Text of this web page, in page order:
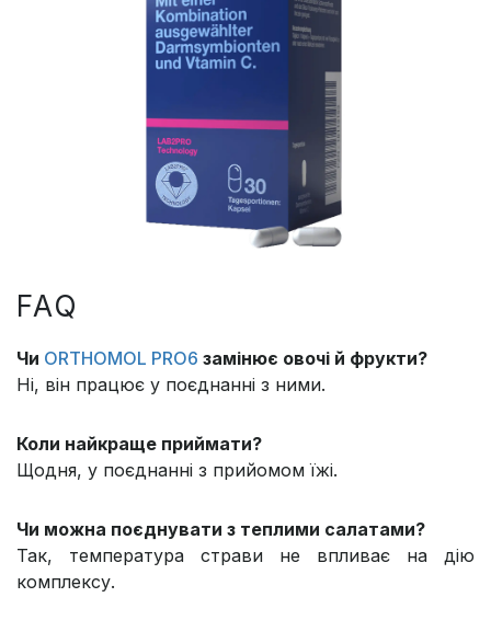
FAQ
Чи ORTHOMOL PRO6 замінює овочі й фрукти?
Ні, він працює у поєднанні з ними.
Коли найкраще приймати?
Щодня, у поєднанні з прийомом їжі.
Чи можна поєднувати з теплими салатами?
Так, температура страви не впливає на дію
комплексу.